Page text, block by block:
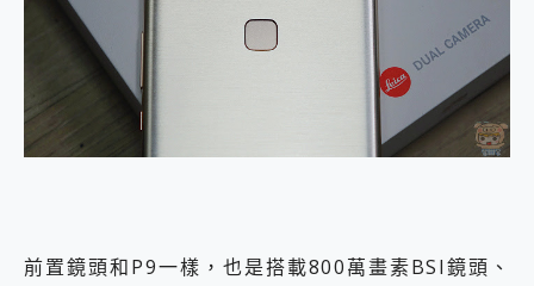
前置鏡頭和P9一樣，也是搭載800萬畫素BSI鏡頭、